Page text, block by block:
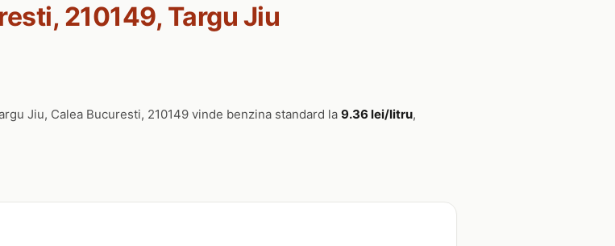
210149, Targu Jiu
Jiu, Calea Bucuresti, 210149 vinde benzina standard la 9.36 lei/litru,